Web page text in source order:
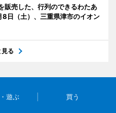
販売した、行列のできるわたあ
日（土）、三重県津市のイオン
見る
遊ぶ 買う